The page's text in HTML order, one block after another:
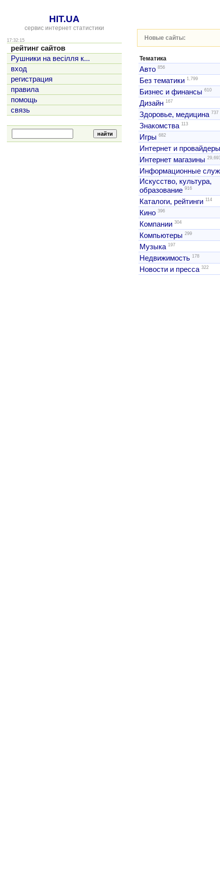
HIT.UA
сервис интернет статистики
17:32:15
рейтинг сайтов
Рушники на весілля к...
вход
регистрация
правила
помощь
связь
Новые сайты:
Тематика
Авто 856
Без тематики 1,799
Бизнес и финансы 610
Дизайн 167
Здоровье, медицина 737
Знакомства 113
Игры 682
Интернет и провайдеры
Интернет магазины
Информационные
Искусство, культура,
образование 916
Каталоги, рейтинги 114
Кино 396
Компании 304
Компьютеры 299
Музыка 197
Недвижимость 178
Новости и пресса 322